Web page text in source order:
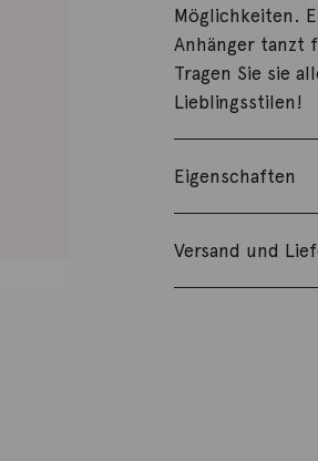
Möglichkeiten.
Anhänger tanzt
Tragen Sie sie
Lieblingsstilen!
Eigenschaften
Versand und